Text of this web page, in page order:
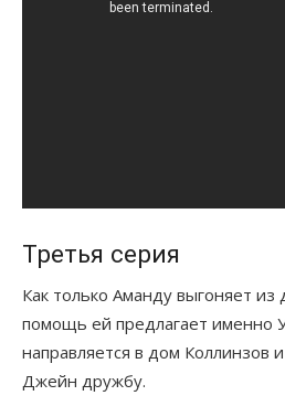
Третья серия
Как только Аманду выгоняет
помощь ей предлагает именно
направляется в дом Коллинзов
Джейн дружбу.